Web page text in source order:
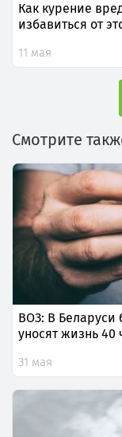
Как курение
избавиться от
11 мая
Смотрите
ВОЗ: В Беларуси
уносят жизнь 40
31 мая